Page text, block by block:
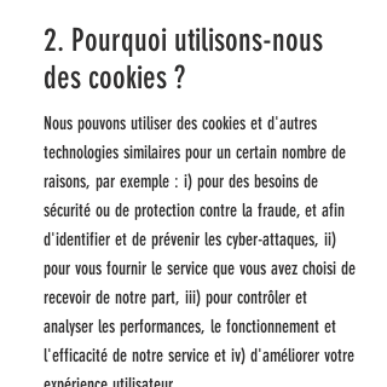
2. Pourquoi utilisons-nous
des cookies ?
Nous pouvons utiliser des cookies et d'autres
technologies similaires pour un certain nombre de
raisons, par exemple : i) pour des besoins de
sécurité ou de protection contre la fraude, et afin
d'identifier et de prévenir les cyber-attaques, ii)
pour vous fournir le service que vous avez choisi de
recevoir de notre part, iii) pour contrôler et
analyser les performances, le fonctionnement et
l'efficacité de notre service et iv) d'améliorer votre